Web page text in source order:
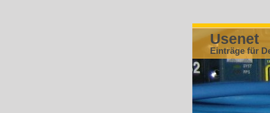
Usenet
Einträge für